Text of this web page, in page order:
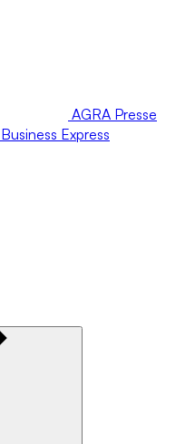
AGRA Presse
Business Express